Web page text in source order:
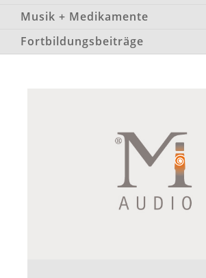
Musik + Medikamente
Fortbildungsbeiträge